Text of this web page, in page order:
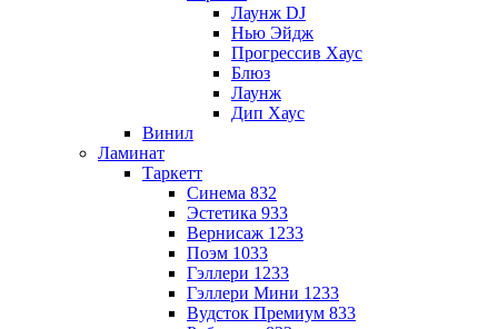
Лаунж DJ
Нью Эйдж
Прогрессив Хаус
Блюз
Лаунж
Дип Хаус
Винил
Ламинат
Таркетт
Синема 832
Эстетика 933
Вернисаж 1233
Поэм 1033
Гэллери 1233
Гэллери Мини 1233
Вудсток Премиум 833